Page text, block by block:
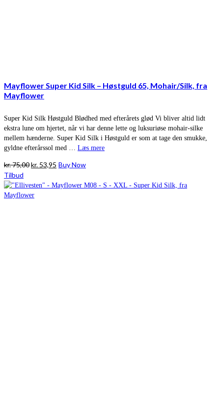
Mayflower Super Kid Silk – Høstguld 65, Mohair/Silk, fra
Mayflower
Super Kid Silk Høstguld Blødhed med efterårets glød Vi bliver altid lidt
ekstra lune om hjertet, når vi har denne lette og luksuriøse mohair-silke
mellem hænderne. Super Kid Silk i Høstguld er som at tage den smukke,
gyldne efterårssol med … Læs mere
kr.75,00Den
pris
var:
kr. 53,95 Den
pris
Buy Now
Tilbud